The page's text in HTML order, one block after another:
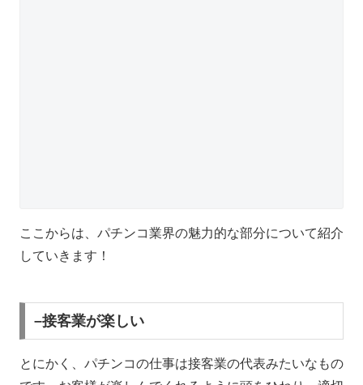
ここからは、パチンコ業界の魅力的な部分について紹介
していきます！
–接客業が楽しい
とにかく、パチンコの仕事は接客業の代表みたいなもの